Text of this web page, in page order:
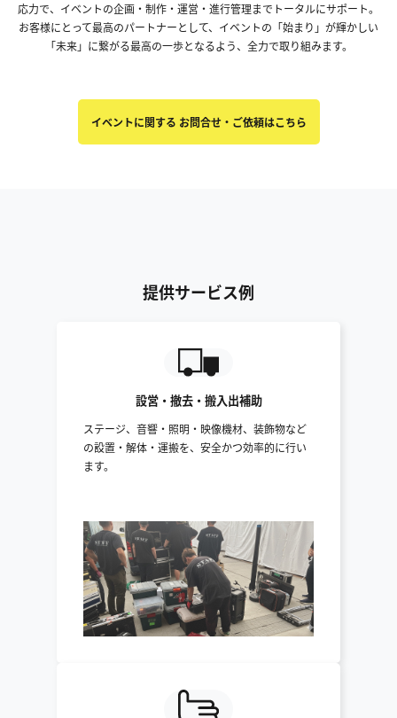
応力で、イベントの企画・制作・運営・進行管理までトータルにサポート。
お客様にとって最高のパートナーとして、イベントの「始まり」が輝かしい
「未来」に繋がる最高の一歩となるよう、全力で取り組みます。
イベントに関する お問合せ・ご依頼はこちら
提供サービス例
設営・撤去・搬入出補助
ステージ、音響・照明・映像機材、装飾物など
の設置・解体・運搬を、安全かつ効率的に行い
ます。